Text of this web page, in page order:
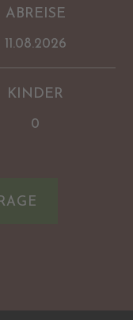
ABREISE
KINDER